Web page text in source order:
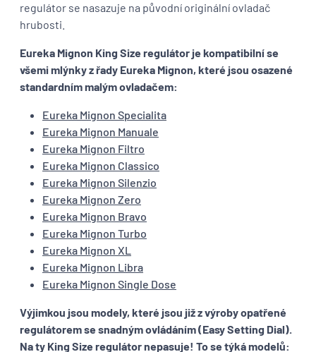
regulátor se nasazuje na původní originální ovladač
hrubosti.
Eureka Mignon King Size regulátor je kompatibilní se
všemi mlýnky z řady Eureka Mignon, které jsou osazené
standardním malým ovladačem:
Eureka Mignon Specialita
Eureka Mignon Manuale
Eureka Mignon Filtro
Eureka Mignon Classico
Eureka Mignon Silenzio
Eureka Mignon Zero
Eureka Mignon Bravo
Eureka Mignon Turbo
Eureka Mignon XL
Eureka Mignon Libra
Eureka Mignon Single Dose
Výjimkou jsou modely, které jsou již z výroby opatřené
regulátorem se snadným ovládáním (Easy Setting Dial).
Na ty King Size regulátor nepasuje! To se týká modelů: